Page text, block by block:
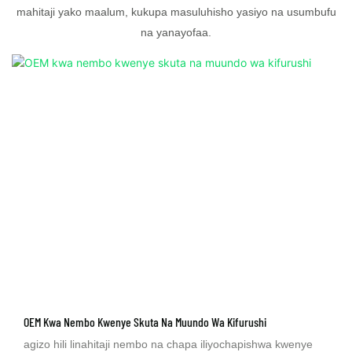
mahitaji yako maalum, kukupa masuluhisho yasiyo na usumbufu
na yanayofaa.
OEM Kwa Nembo Kwenye Skuta Na Muundo Wa Kifurushi
agizo hili linahitaji nembo na chapa iliyochapishwa kwenye